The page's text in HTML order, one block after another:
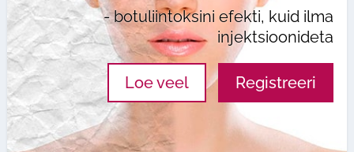
- botuliintoksini efekti, kuid ilma
injektsioonideta
Loe veel Registreeri